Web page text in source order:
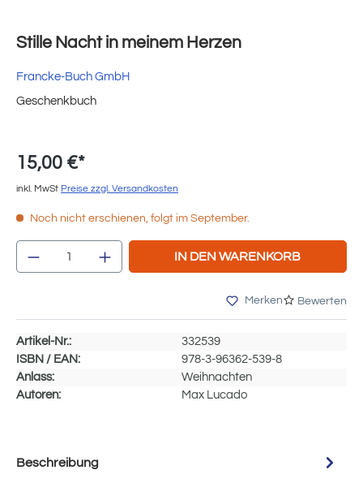
Stille Nacht in meinem Herzen
Francke-Buch GmbH
Geschenkbuch
15,00 €*
inkl. MwSt Preise zzgl. Versandkosten
Noch nicht erschienen, folgt im September.
Produkt Anzahl: Gib den gewünschten
IN DEN WARENKORB
Merken Bewerten
Artikel-Nr.:
332539
ISBN / EAN:
978-3-96362-539-8
Anlass:
Weihnachten
Autoren:
Max Lucado
Beschreibung